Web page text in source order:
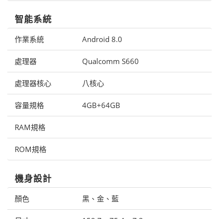
智能系統
作業系統 Android 8.0
處理器 Qualcomm S660
處理器核心 八核心
容量規格 4GB+64GB
RAM規格
ROM規格
機身設計
顏色 黑、金、藍